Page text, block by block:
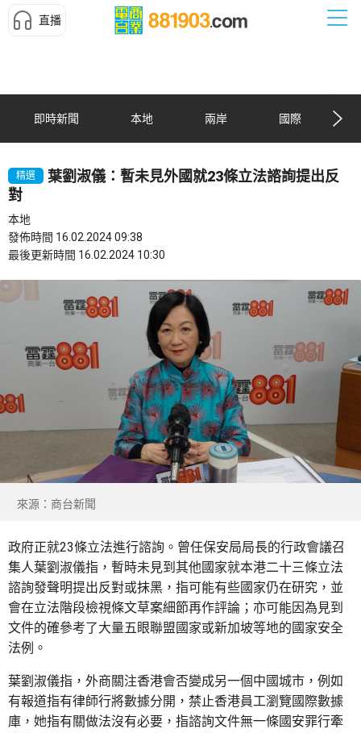
直播
即時新聞 本地 兩岸 國際
精選
葉劉淑儀：暫未見外國就23條立法諮詢提出反
對
本地
發佈時間 16.02.2024 09:38
最後更新時間 16.02.2024 10:30
來源：商台新聞
政府正就23條立法進行諮詢。曾任保安局局長的行政會議召
集人葉劉淑儀指，暫時未見到其他國家就本港二十三條立法
諮詢發聲明提出反對或抹黑，指可能有些國家仍在研究，並
會在立法階段檢視條文草案細節再作評論；亦可能因為見到
文件的確參考了大量五眼聯盟國家或新加坡等地的國家安全
法例。
葉劉淑儀指，外商關注香港會否變成另一個中國城市，例如
有報道指有律師行將數據分開，禁止香港員工瀏覽國際數據
庫，她指有關做法沒有必要，指諮詢文件無一條國安罪行牽